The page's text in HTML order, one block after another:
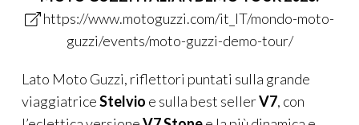
https://www.motoguzzi.com/it_IT/mondo-moto-
guzzi/events/moto-guzzi-demo-tour/
Lato Moto Guzzi, riflettori puntati sulla grande
viaggiatrice Stelvio e sulla best sellerV7
l’eclettica versioneV7 Stone e la più dinamica e